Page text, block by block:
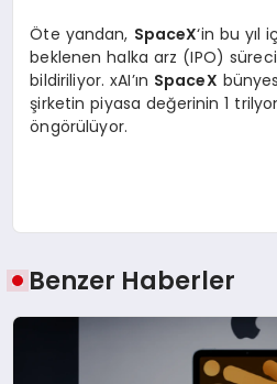
Öte yandan, SpaceX‘in bu yıl
beklenen halka arz (IPO) süreci
bildiriliyor. xAI’ın SpaceX
şirketin piyasa değerinin 1
öngörülüyor.
Benzer Haberler